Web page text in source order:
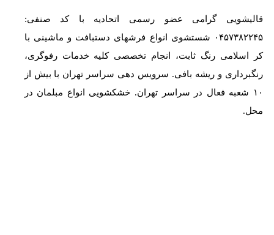
قالیشویی گرامی عضو رسمی اتحادیه با کد صنفی:
۰۴۵۷۳۸۲۲۴۵ شستشوی انواع فرشهای دستبافت و ماشینی با
کر اسلامی رنگ ثابت، انجام تخصصی کلیه خدمات رفوگری،
رنگبرداری و ریشه بافی. سرویس دهی سراسر تهران با بیش از
۱۰ شعبه فعال در سراسر تهران. خشکشویی انواع مبلمان در
محل.